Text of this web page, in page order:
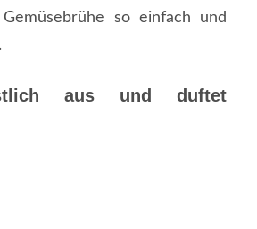
so einfach und
aus und duftet